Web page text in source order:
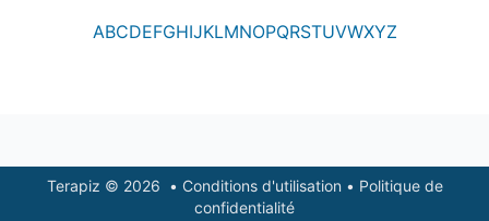
ABCDEFGHIJKLMNOPQRSTUVWXYZ
FooterTerapiz © 2026 • Conditions d'utilisation • Politique de
confidentialité